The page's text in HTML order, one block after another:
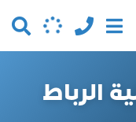
الرباط